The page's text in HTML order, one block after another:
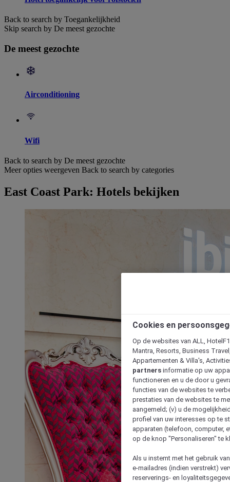
Back to search by Toegankelijkheid
Skip search by De meest gezochte
De meest gezochte
Airconditioning
Wifi
Back to search by De meest gezochte
Meer opties weergeven Back to search by categories
East Coast Park: Hotels bekijken
Cookies en
Op de websites van ALL,
Mantra, Resorts, Business
Appartementen & Villa's,
partners informatie op uw
functioneren en u de door u
functies van de websites te
prestaties van de websites te
aangemeld; (v) u de
profiel van uw interesses op te
apparaten (telefoon, computer,
op de knop "Personaliseren" te
Als u instemt met het gebruik
e-mailadres (indien verstrekt)
reserverings- en